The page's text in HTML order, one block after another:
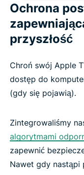
Ochrona
przyszłość
Chroń swój Apple
dostęp do
(gdy się pojawią).
Zintegrowaliśmy
algorytmami
zapewnić
Nawet gdy nastąpi